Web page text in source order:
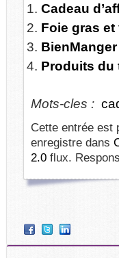
Cadeau
Foie gras
Produits du
Mots-cles :
Cette entrée est
enregistre dans
2.0 flux.